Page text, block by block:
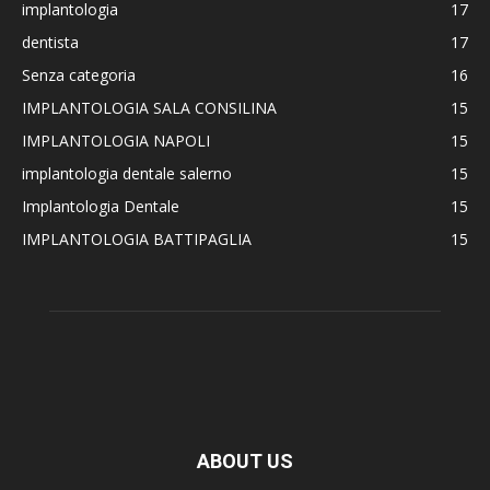
implantologia
17
dentista
17
Senza categoria
16
IMPLANTOLOGIA SALA CONSILINA
15
IMPLANTOLOGIA NAPOLI
15
implantologia dentale salerno
15
Implantologia Dentale
15
IMPLANTOLOGIA BATTIPAGLIA
15
ABOUT US